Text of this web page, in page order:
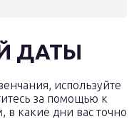
ДАТЫ
используйте
за помощью к
какие дни вас точно